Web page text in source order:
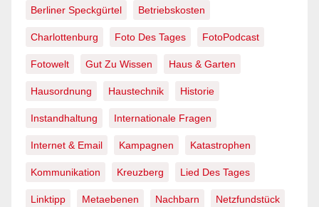
Berliner Speckgürtel Betriebskosten
Charlottenburg Foto Des Tages FotoPodcast
Fotowelt Gut Zu Wissen Haus & Garten
Hausordnung Haustechnik Historie
Instandhaltung Internationale Fragen
Internet & Email Kampagnen Katastrophen
Kommunikation Kreuzberg Lied Des Tages
Linktipp Metaebenen Nachbarn Netzfundstück